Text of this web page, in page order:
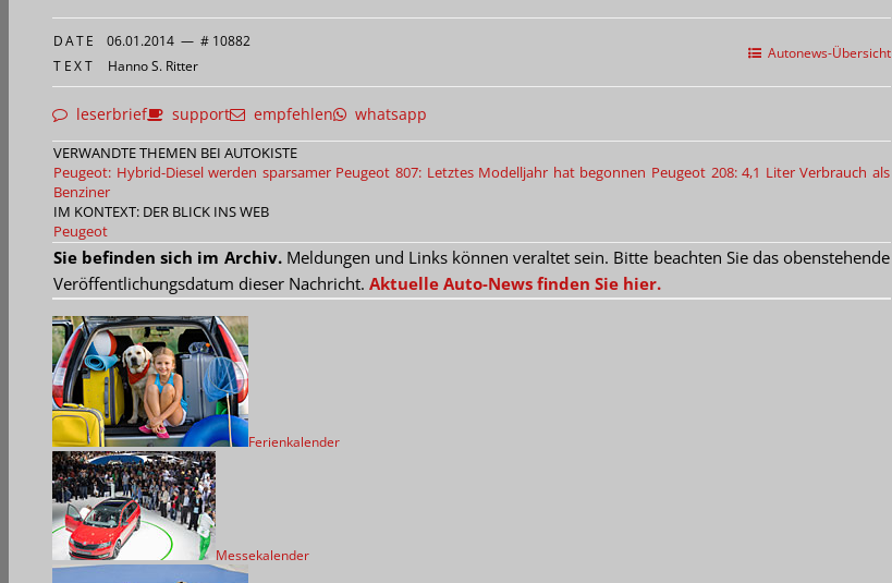
Autonews-Übersicht
DATE 06.01.2014 — # 10882
TEXT Hanno S. Ritter
leserbrief support empfehlen whatsapp
VERWANDTE THEMEN BEI AUTOKISTE
Peugeot: Hybrid-Diesel werden sparsamer Peugeot 807: Letztes Modelljahr hat begonnen Peugeot 208: 4,1 Liter Verbrauch als
Benziner
IM KONTEXT: DER BLICK INS WEB
Peugeot
Sie befinden sich im Archiv.Meldungen und Links können veraltet sein. Bitte beachten Sie das obenstehende
Veröffentlichungsdatum dieser Nachricht. Aktuelle Auto-News finden Sie hier.
Ferienkalender
Messekalender